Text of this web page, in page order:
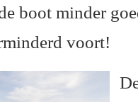
boot minder
voort!